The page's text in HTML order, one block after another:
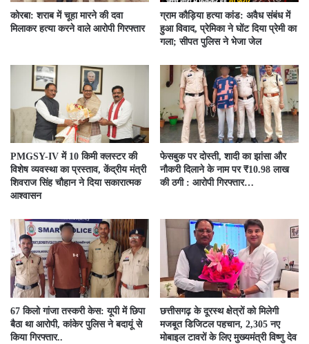
कोरबा: शराब में चूहा मारने की दवा
मिलाकर हत्या करने वाले आरोपी गिरफ्तार
ग्राम कौड़िया हत्या कांड: अवैध संबंध में
हुआ विवाद, प्रेमिका ने घोंट दिया प्रेमी का
गला; सीपत पुलिस ने भेजा जेल
PMGSY-IV में 10 किमी क्लस्टर की
विशेष व्यवस्था का प्रस्ताव, केंद्रीय मंत्री
शिवराज सिंह चौहान ने दिया सकारात्मक
आश्वासन
फेसबुक पर दोस्ती, शादी का झांसा और
नौकरी दिलाने के नाम पर ₹10.98 लाख
की ठगी : आरोपी गिरफ्तार…
67 किलो गांजा तस्करी केस: यूपी में छिपा
बैठा था आरोपी, कांकेर पुलिस ने बदायूं से
किया गिरफ्तार..
छत्तीसगढ़ के दूरस्थ क्षेत्रों को मिलेगी
मजबूत डिजिटल पहचान, 2,305 नए
मोबाइल टावरों के लिए मुख्यमंत्री विष्णु देव